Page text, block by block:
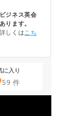
ジネス英会
ります。
しくはこち
に入り
59 件